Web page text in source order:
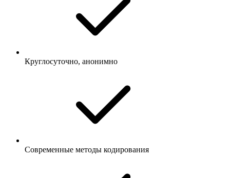
Круглосуточно, анонимно
Современные методы кодирования